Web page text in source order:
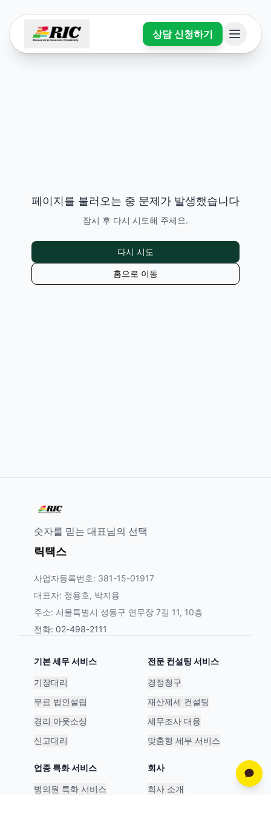
상담 신청하기
페이지를 불러오는 중 문제가 발생했습니다
잠시 후 다시 시도해 주세요.
다시 시도
홈으로 이동
숫자를 믿는 대표님의 선택
릭택스
사업자등록번호: 381-15-01917
대표자: 정용호, 박지용
주소: 서울특별시 성동구 연무장 7길 11, 10층
전화: 02-498-2111
기본 세무 서비스
기장대리
무료 법인설립
경리 아웃소싱
신고대리
전문 컨설팅 서비스
경정청구
재산제세 컨설팅
세무조사 대응
맞춤형 세무 서비스
업종 특화 서비스
병의원 특화 서비스
회사
회사 소개